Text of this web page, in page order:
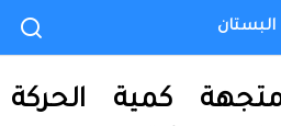
كمية الحركة
البستان